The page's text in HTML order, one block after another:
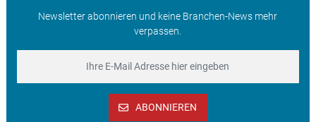
Newsletter abonnieren und keine Branchen-News mehr
verpassen.
ABONNIEREN